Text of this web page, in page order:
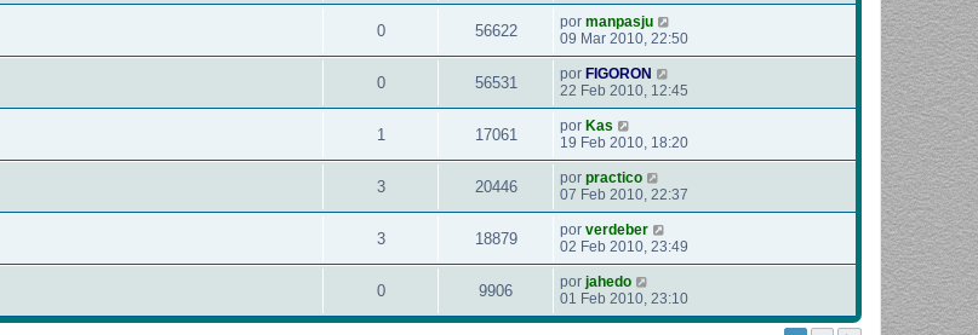
0 56622 por manpasju
09 Mar 2010, 22:50
0 56531 por FIGORON
22 Feb 2010, 12:45
1 17061 por Kas
19 Feb 2010, 18:20
3 20446 por practico
07 Feb 2010, 22:37
3 18879 por verdeber
02 Feb 2010, 23:49
0 9906 por jahedo
01 Feb 2010, 23:10